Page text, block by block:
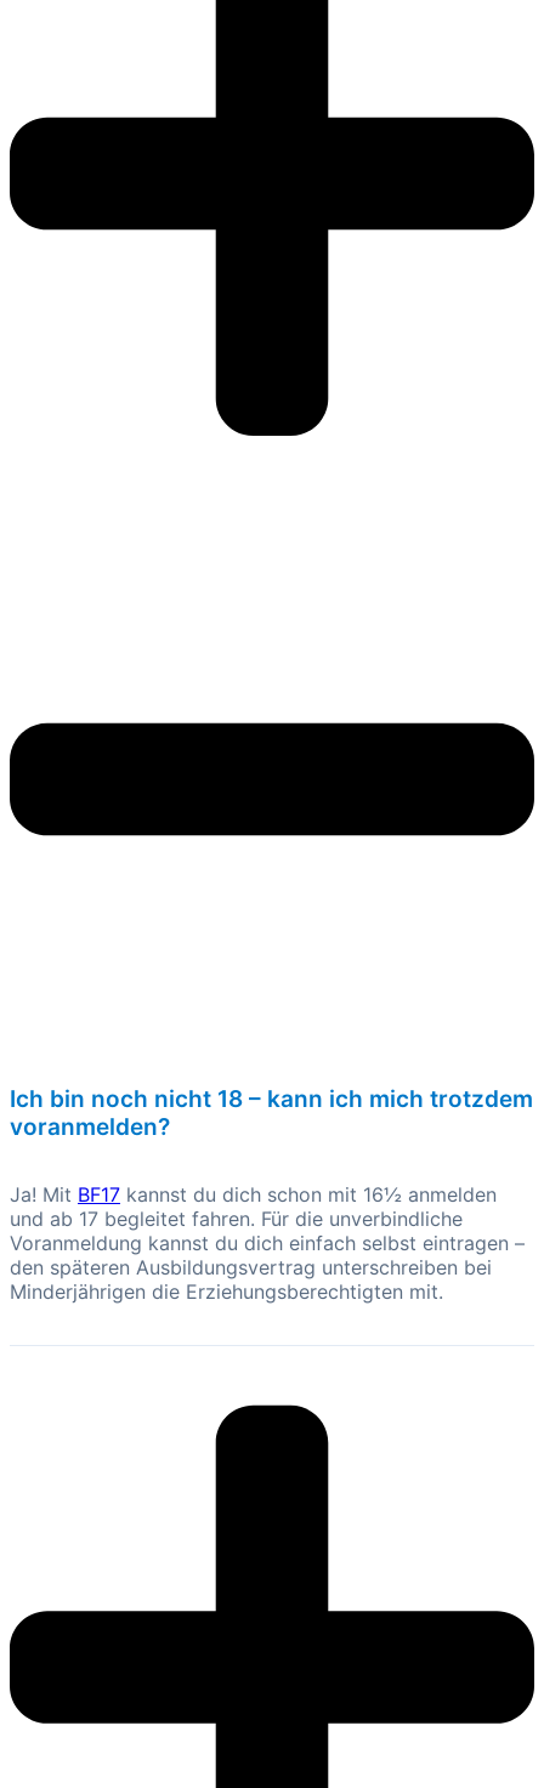
Ich bin noch nicht 18 – kann ich mich trotzdem
voranmelden?
Ja! Mit BF17 kannst du dich schon mit 16½ anmelden
und ab 17 begleitet fahren. Für die unverbindliche
Voranmeldung kannst du dich einfach selbst eintragen –
den späteren Ausbildungsvertrag unterschreiben bei
Minderjährigen die Erziehungsberechtigten mit.